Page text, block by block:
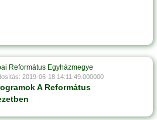
Református Egyházmegye
2019-06-18 14:11:49.000000
A Református